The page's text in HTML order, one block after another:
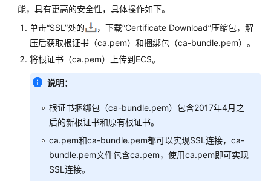
RDS
PostgreSQL
快
速
入
门
RDS
for
SQL
Server
快
能，具有更高的安全性，具体操作如下。
单击“SSL”处的
，下载“Certificate Download”压缩包，解
压后获取根证书（ca.pem）和捆绑包（ca-bundle.pem）。
将根证书（ca.pem）上传到ECS。
说明：
根证书捆绑包（ca-bundle.pem）包含2017年4月之
后的新根证书和原有根证书。
ca.pem和ca-bundle.pem都可以实现SSL连接，ca-
bundle.pem文件包含ca.pem，使用ca.pem即可实现
SSL连接。